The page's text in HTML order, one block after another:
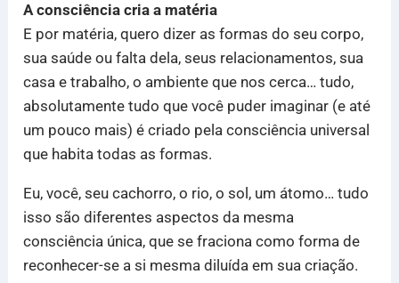
A consciência cria a matéria
E por matéria, quero dizer as formas do seu corpo,
sua saúde ou falta dela, seus relacionamentos, sua
casa e trabalho, o ambiente que nos cerca… tudo,
absolutamente tudo que você puder imaginar (e até
um pouco mais) é criado pela consciência universal
que habita todas as formas.
Eu, você, seu cachorro, o rio, o sol, um átomo… tudo
isso são diferentes aspectos da mesma
consciência única, que se fraciona como forma de
reconhecer-se a si mesma diluída em sua criação.